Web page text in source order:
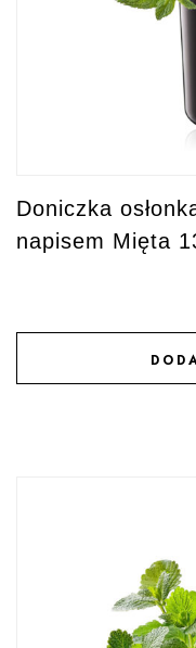
Doniczka
napisem Mięta